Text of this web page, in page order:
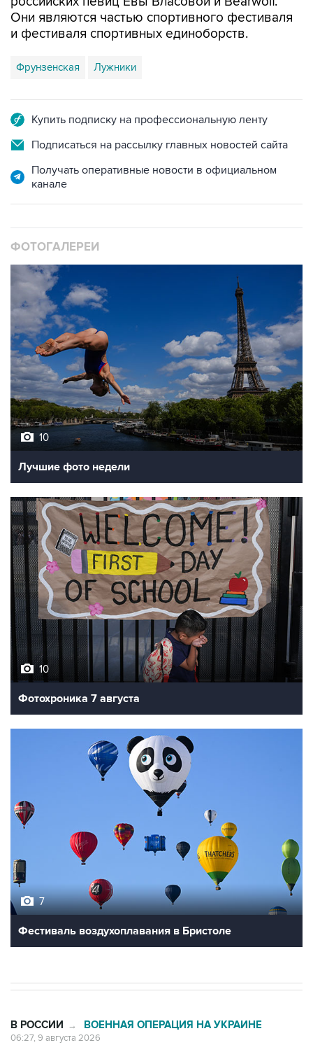
Они являются частью спортивного фестиваля
и фестиваля спортивных единоборств.
Фрунзенская Лужники
Купить подписку на профессиональную ленту
Подписаться на рассылку главных новостей сайта
Получать оперативные новости в официальном
канале
ФОТОГАЛЕРЕИ
10
Лучшие фото недели
10
Фотохроника 7 августа
7
Фестиваль воздухоплавания в Бристоле
В РОССИИ → ВОЕННАЯ ОПЕРАЦИЯ НА УКРАИНЕ
06:27, 9 августа 2026